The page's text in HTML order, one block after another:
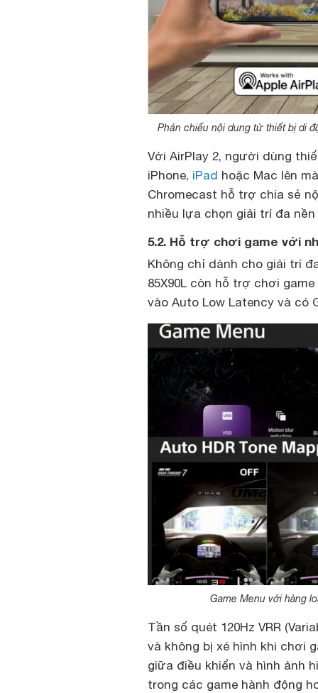
Phản chiếu nội dung từ thiết bị di
Với AirPlay 2, người dùng
iPhone, iPad hoặc Mac lên
Chromecast hỗ trợ chia sẻ
nhiều lựa chọn giải trí đa
5.2. Hỗ trợ chơi game với
Không chỉ dành cho giải trí
85X90L còn hỗ trợ chơi
vào Auto Low Latency và có
Game Menu với hàng
Tần số quét 120Hz VRR
và không bị xé hình khi chơi
giữa điều khiển và hình ảnh
trong các game hành động